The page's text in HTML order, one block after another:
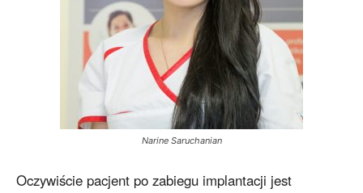
Narine Saruchanian
Oczywiście pacjent po zabiegu implantacji jest